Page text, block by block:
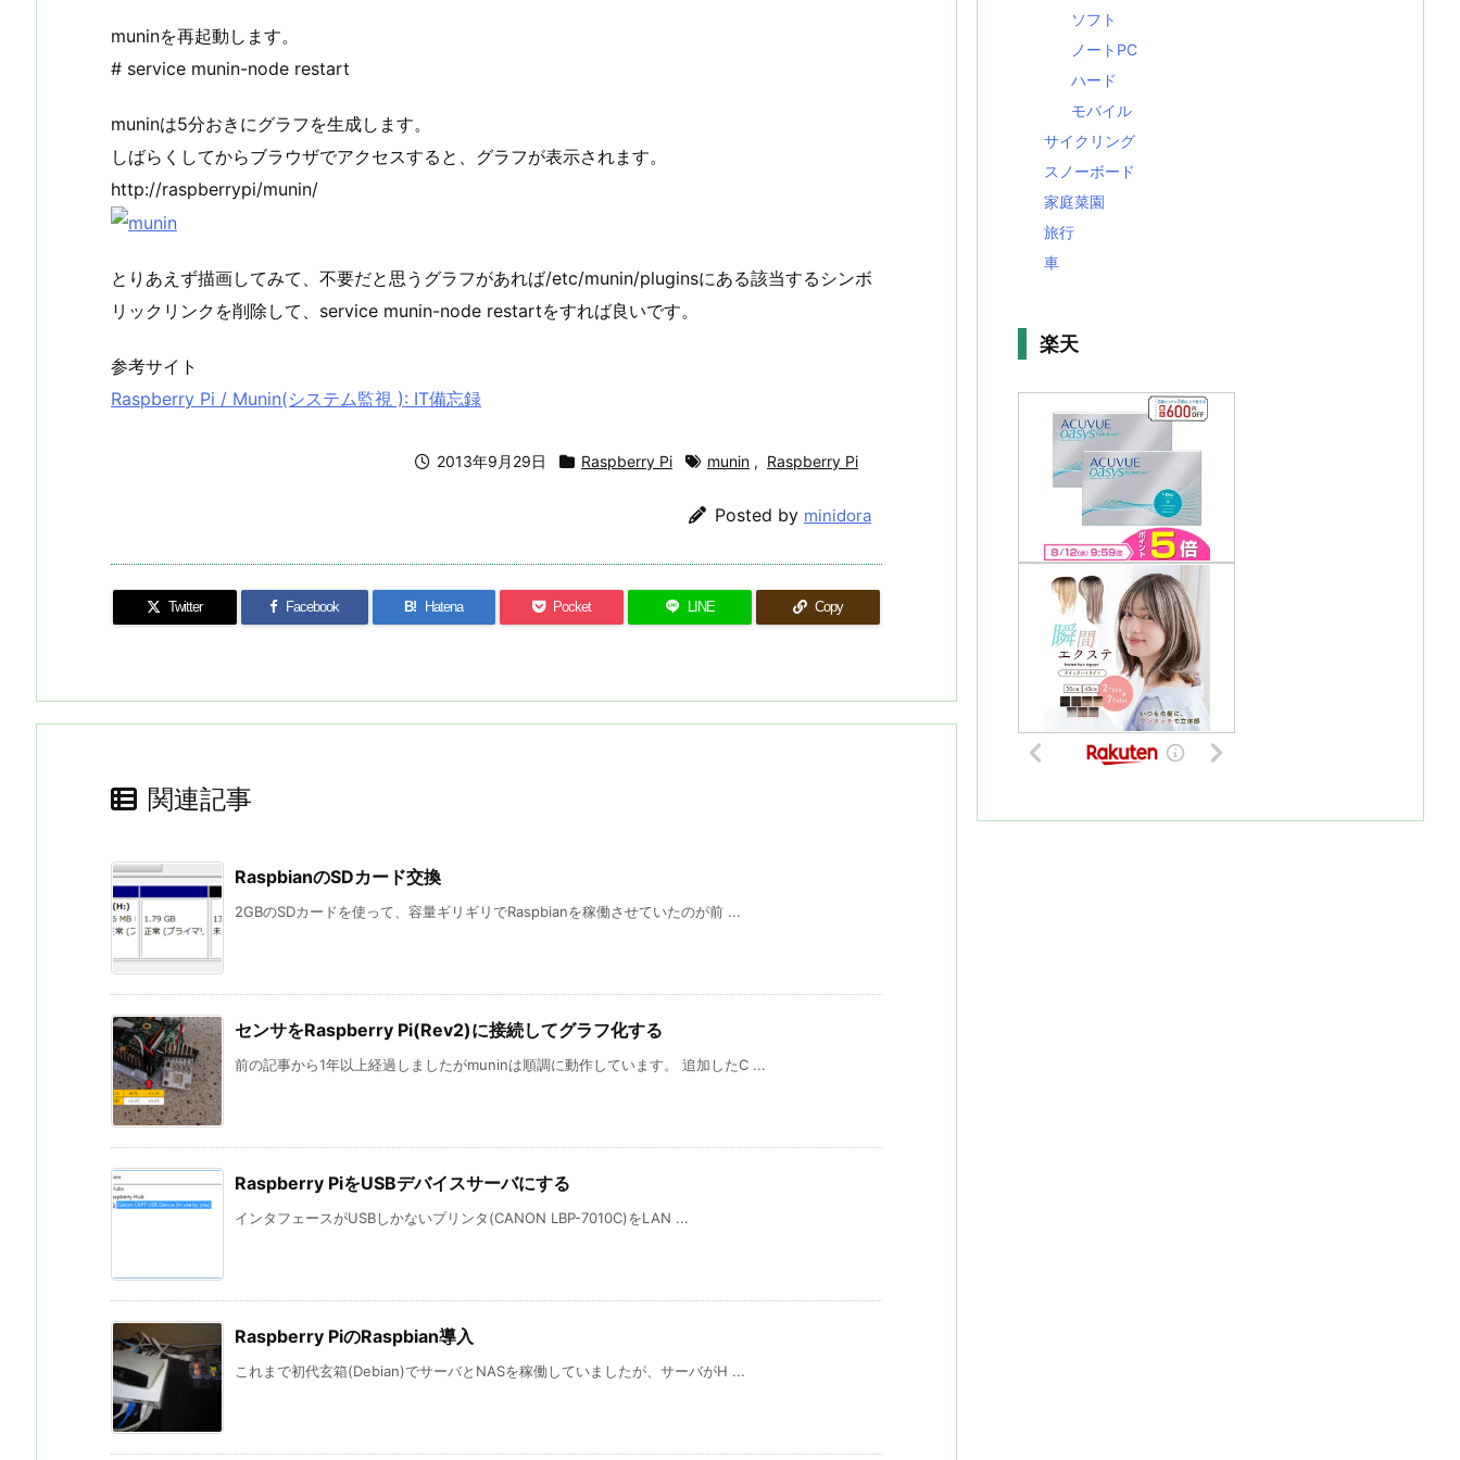
muninを再起動します。
# service munin-node restart
muninは5分おきにグラフを生成します。
しばらくしてからブラウザでアクセスすると、グラフが表示されます。
http://raspberrypi/munin/
とりあえず描画してみて、不要だと思うグラフがあれば/etc/munin/pluginsにある該当するシンボ
リックリンクを削除して、service munin-node restartをすれば良いです。
参考サイト
Raspberry Pi / Munin(システム監視 ): IT備忘録
2013年9月29日 Raspberry Pi munin , Raspberry Pi
Posted by minidora
Twitter Facebook B! Hatena Pocket LINE Copy
関連記事
RaspbianのSDカード交換
2GBのSDカードを使って、容量ギリギリでRaspbianを稼働させていたのが前 ...
センサをRaspberry Pi(Rev2)に接続してグラフ化する
前の記事から1年以上経過しましたがmuninは順調に動作しています。 追加したC ...
Raspberry PiをUSBデバイスサーバにする
インタフェースがUSBしかないプリンタ(CANON LBP-7010C)をLAN ...
Raspberry PiのRaspbian導入
これまで初代玄箱(Debian)でサーバとNASを稼働していましたが、サーバがH ...
ソフト
ノートPC
ハード
モバイル
サイクリング
スノーボード
家庭菜園
旅行
車
楽天